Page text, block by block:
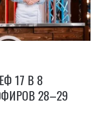
17 В 8
28–29